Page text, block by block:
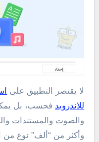
لا يقتصر التطبيق على
للاندرويد فحسب، بل
والصوت والمستندات
وأكثر من “ألف” نوع من